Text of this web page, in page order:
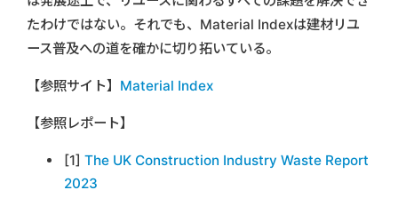
たわけではない。それでも、Material Indexは建材リユ
ース普及への道を確かに切り拓いている。
【参照サイト】 Material Index
【参照レポート】
[1] The UK Construction Industry Waste Report
2023